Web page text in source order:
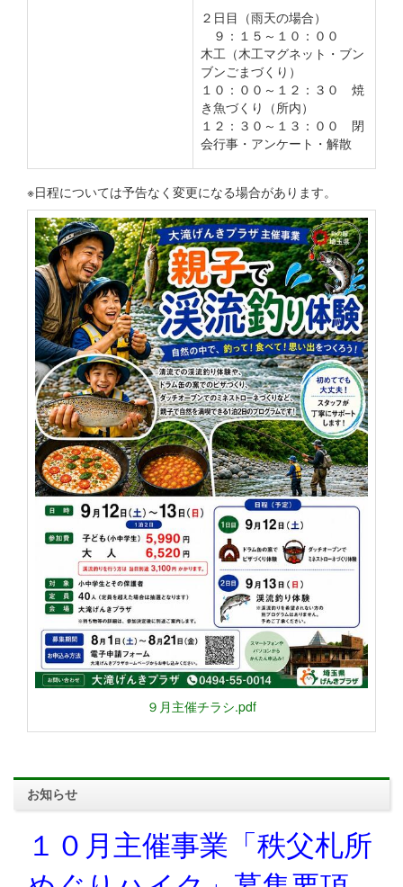
２日目（雨天の場合）
９：１５～１０：００
木工（木工マグネット・ブン
ブンごまづくり）
１０：００～１２：３０ 焼
き魚づくり（所内）
１２：３０～１３：００ 閉
会行事・アンケート・解散
※日程については予告なく変更になる場合があります。
９月主催チラシ.pdf
お知らせ
１０月主催事業「秩父札所